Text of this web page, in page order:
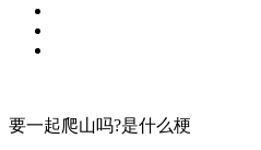
要一起爬山吗?是什么梗